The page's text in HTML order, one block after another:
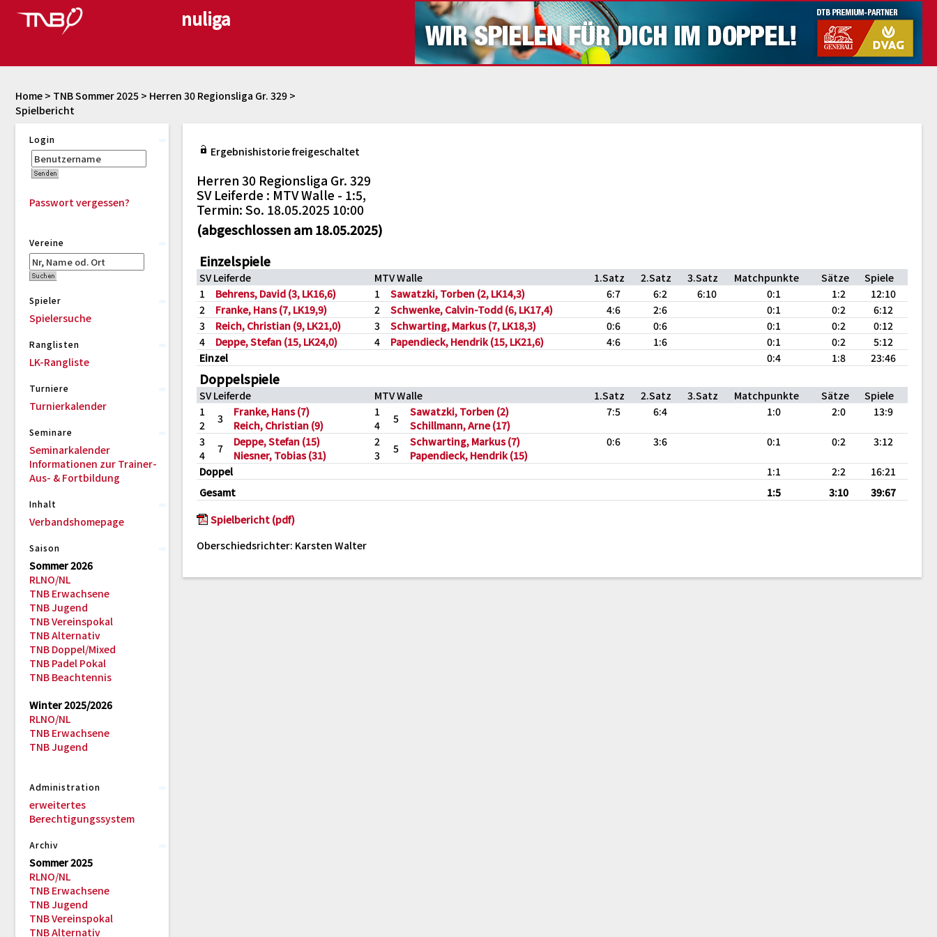
Spielbericht
Home > TNB Sommer 2025 > Herren 30 Regionsliga Gr. 329 >
Login
Passwort vergessen?
Vereine
Spieler
Spielersuche
Ranglisten
LK-Rangliste
Turniere
Turnierkalender
Seminare
Seminarkalender
Informationen zur Trainer-
Aus- & Fortbildung
Inhalt
Verbandshomepage
Saison
Sommer 2026
RLNO/NL
TNB Erwachsene
TNB Jugend
TNB Vereinspokal
TNB Alternativ
TNB Doppel/Mixed
TNB Padel Pokal
TNB Beachtennis
Winter 2025/2026
RLNO/NL
TNB Erwachsene
TNB Jugend
Administration
erweitertes
Berechtigungssystem
Archiv
Sommer 2025
RLNO/NL
TNB Erwachsene
TNB Jugend
TNB Vereinspokal
TNB Alternativ
Ergebnishistorie freigeschaltet
Herren 30 Regionsliga Gr. 329
SV Leiferde : MTV Walle - 1:5,
Termin: So. 18.05.2025 10:00
(abgeschlossen am 18.05.2025)
Einzelspiele
SV Leiferde MTV Walle 1.Satz 2.Satz 3.Satz Matchpunkte Sätze
Spiele
1
Behrens, David (3, LK16,6) 1 Sawatzki, Torben (2, LK14,3) 6:7 6:2 6:10 0:1 1:2
12:10
2
Franke, Hans (7, LK19,9) 2 Schwenke, Calvin-Todd (6, LK17,4) 4:6 2:6 0:1 0:2
6:12
3
Reich, Christian (9, LK21,0) 3 Schwarting, Markus (7, LK18,3) 0:6 0:6 0:1 0:2
0:12
4
Deppe, Stefan (15, LK24,0) 4 Papendieck, Hendrik (15, LK21,6) 4:6 1:6 0:1 0:2
5:12
Einzel
0:4 1:8 23:46
Doppelspiele
SV Leiferde MTV Walle 1.Satz 2.Satz 3.Satz Matchpunkte Sätze
Spiele
1
2
3
Franke, Hans (7)
Reich, Christian (9)
1
4
5
Sawatzki, Torben (2)
Schillmann, Arne (17)
7:5 6:4 1:0 2:0 13:9
3
4
7
Deppe, Stefan (15)
Niesner, Tobias (31)
2
3
5
Schwarting, Markus (7)
Papendieck, Hendrik (15)
0:6 3:6 0:1 0:2 3:12
Doppel 1:1 2:2
16:21
Gesamt
1:5 3:10
39:67
Spielbericht (pdf)
Oberschiedsrichter: Karsten Walter